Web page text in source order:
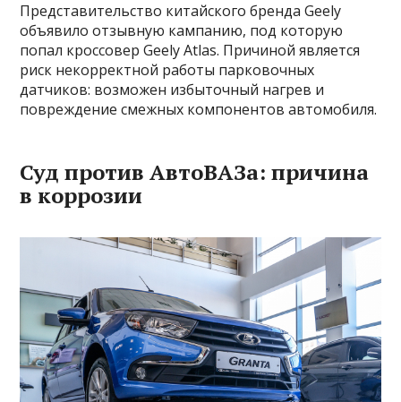
Представительство китайского бренда Geely
объявило отзывную кампанию, под которую
попал кроссовер Geely Atlas. Причиной является
риск некорректной работы парковочных
датчиков: возможен избыточный нагрев и
повреждение смежных компонентов автомобиля.
Суд против АвтоВАЗа: причина
в коррозии